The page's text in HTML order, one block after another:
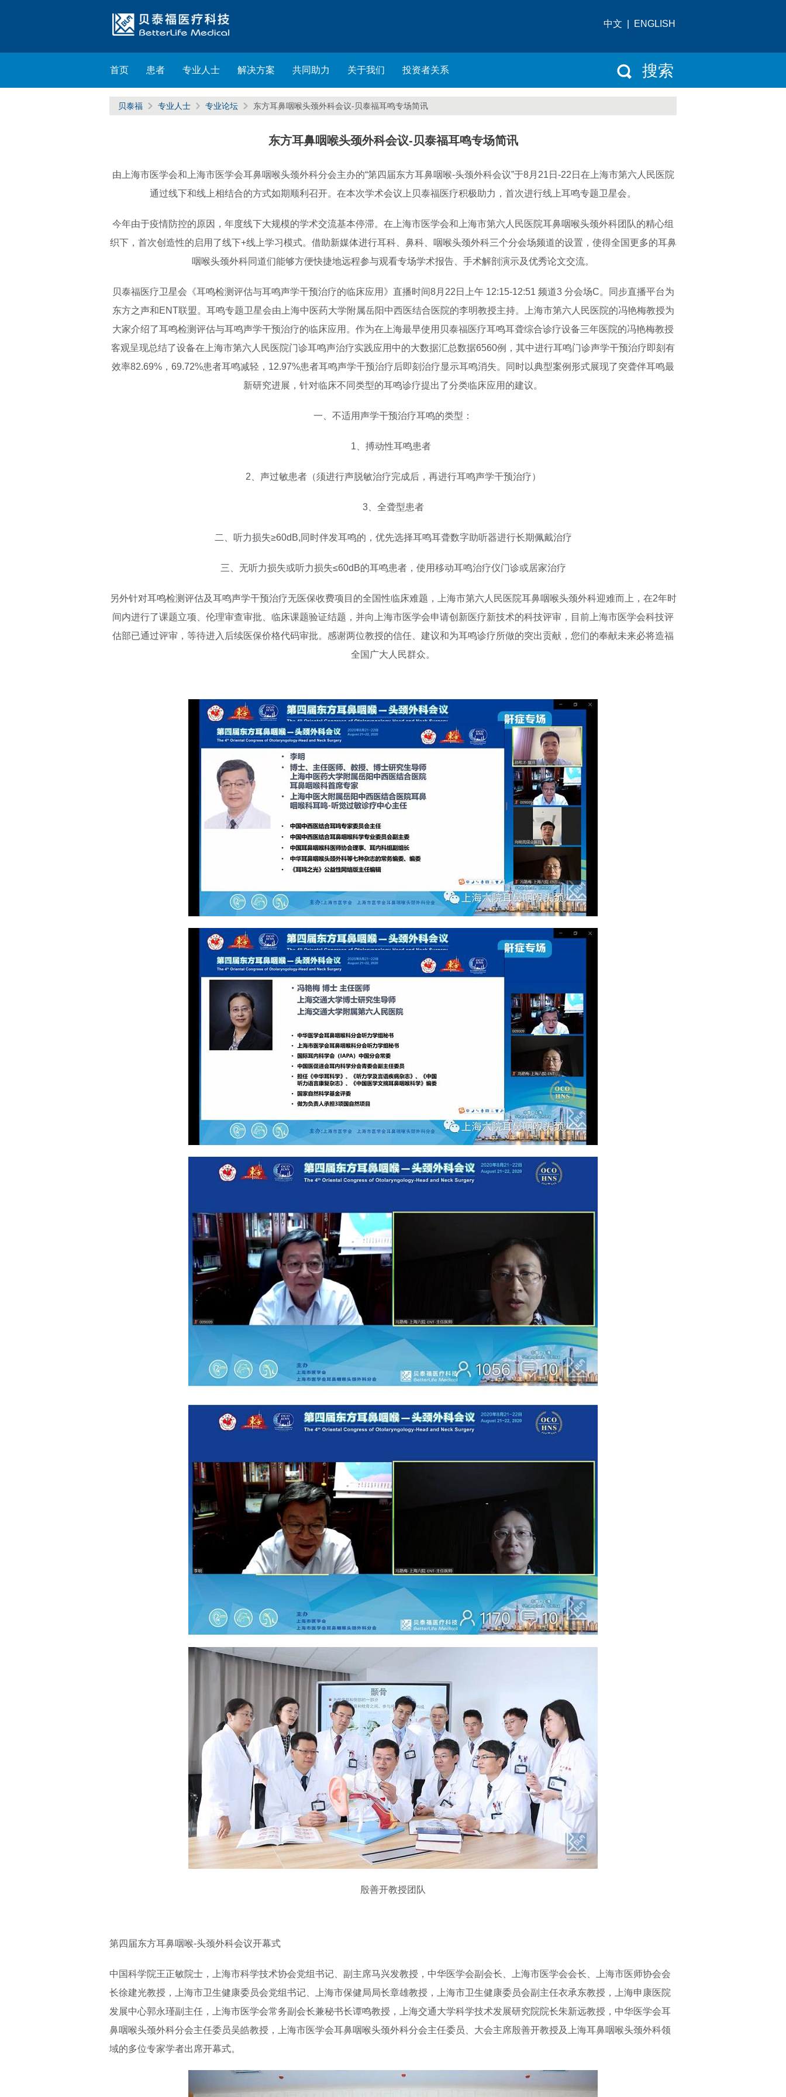
中文 ENGLISH
搜索
首页 患者 专业人士 解决方案 共同助力 关于我们 投资者关系
贝泰福 专业人士 专业论坛 东方耳鼻咽喉头颈外科会议-贝泰福耳鸣专场简讯
东方耳鼻咽喉头颈外科会议-贝泰福耳鸣专场简讯
由上海市医学会和上海市医学会耳鼻咽喉头颈外科分会主办的“第四届东方耳鼻咽喉-头颈外科会议”于8月21日-22日在上海市第六人民医院
通过线下和线上相结合的方式如期顺利召开。在本次学术会议上贝泰福医疗积极助力，首次进行线上耳鸣专题卫星会。
今年由于疫情防控的原因，年度线下大规模的学术交流基本停滞。在上海市医学会和上海市第六人民医院耳鼻咽喉头颈外科团队的精心组
织下，首次创造性的启用了线下+线上学习模式。借助新媒体进行耳科、鼻科、咽喉头颈外科三个分会场频道的设置，使得全国更多的耳鼻
咽喉头颈外科同道们能够方便快捷地远程参与观看专场学术报告、手术解剖演示及优秀论文交流。
贝泰福医疗卫星会《耳鸣检测评估与耳鸣声学干预治疗的临床应用》直播时间8月22日上午 12:15-12:51 频道3 分会场C。同步直播平台为
东方之声和ENT联盟。耳鸣专题卫星会由上海中医药大学附属岳阳中西医结合医院的李明教授主持。上海市第六人民医院的冯艳梅教授为
大家介绍了耳鸣检测评估与耳鸣声学干预治疗的临床应用。作为在上海最早使用贝泰福医疗耳鸣耳聋综合诊疗设备三年医院的冯艳梅教授
客观呈现总结了设备在上海市第六人民医院门诊耳鸣声治疗实践应用中的大数据汇总数据6560例，其中进行耳鸣门诊声学干预治疗即刻有
效率82.69%，69.72%患者耳鸣减轻，12.97%患者耳鸣声学干预治疗后即刻治疗显示耳鸣消失。同时以典型案例形式展现了突聋伴耳鸣最
新研究进展，针对临床不同类型的耳鸣诊疗提出了分类临床应用的建议。
一、不适用声学干预治疗耳鸣的类型：
1、搏动性耳鸣患者
2、声过敏患者（须进行声脱敏治疗完成后，再进行耳鸣声学干预治疗）
3、全聋型患者
二、听力损失≥60dB,同时伴发耳鸣的，优先选择耳鸣耳聋数字助听器进行长期佩戴治疗
三、无听力损失或听力损失≤60dB的耳鸣患者，使用移动耳鸣治疗仪门诊或居家治疗
另外针对耳鸣检测评估及耳鸣声学干预治疗无医保收费项目的全国性临床难题，上海市第六人民医院耳鼻咽喉头颈外科迎难而上，在2年时
间内进行了课题立项、伦理审查审批、临床课题验证结题，并向上海市医学会申请创新医疗新技术的科技评审，目前上海市医学会科技评
估部已通过评审，等待进入后续医保价格代码审批。感谢两位教授的信任、建议和为耳鸣诊疗所做的突出贡献，您们的奉献未来必将造福
全国广大人民群众。
殷善开教授团队
第四届东方耳鼻咽喉-头颈外科会议开幕式
中国科学院王正敏院士，上海市科学技术协会党组书记、副主席马兴发教授，中华医学会副会长、上海市医学会会长、上海市医师协会会
长徐建光教授，上海市卫生健康委员会党组书记、上海市保健局局长章雄教授，上海市卫生健康委员会副主任衣承东教授，上海申康医院
发展中心郭永瑾副主任，上海市医学会常务副会长兼秘书长谭鸣教授，上海交通大学科学技术发展研究院院长朱新远教授，中华医学会耳
鼻咽喉头颈外科分会主任委员吴皓教授，上海市医学会耳鼻咽喉头颈外科分会主任委员、大会主席殷善开教授及上海耳鼻咽喉头颈外科领
域的多位专家学者出席开幕式。